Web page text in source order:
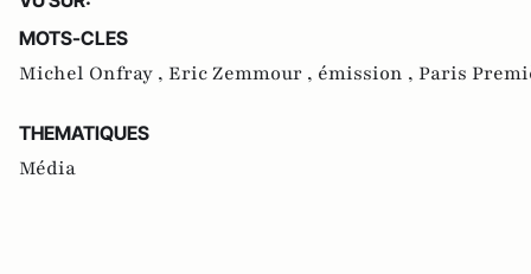
MOTS-CLES
Michel Onfray , Eric Zemmour , émission , Paris
THEMATIQUES
Média